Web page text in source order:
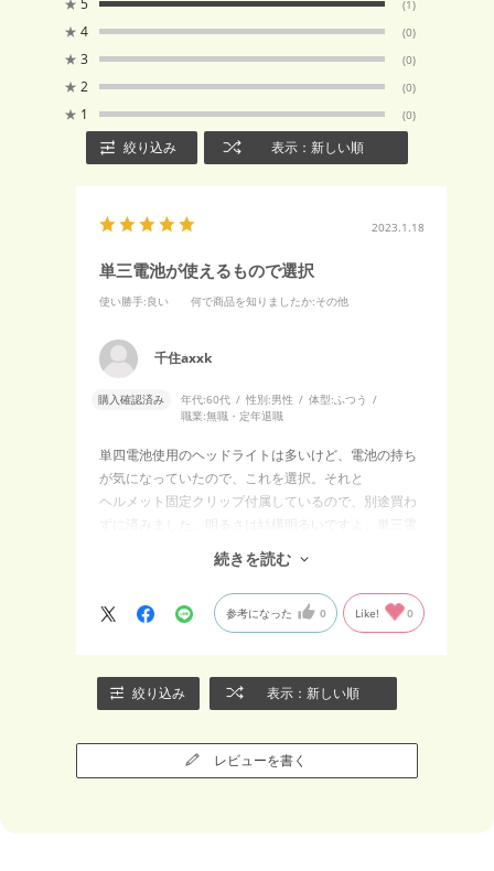
(1)
★ 4 (0)
★ 3 (0)
★ 2 (0)
★ 1 (0)
絞り込み 表示：新しい順
2023.1.18
単三電池が使えるもので選択
使い勝手:良い 何で商品を知りましたか:その他
千住axxk
購入確認済み 年代:60代 性別:男性 体型:ふつう
職業:無職・定年退職
単四電池使用のヘッドライトは多いけど、電池の持ち
が気になっていたので、これを選択。それと
ヘルメット固定クリップ付属しているので、別途買わ
ずに済みました。明るさは結構明るいですよ。単三電
池なので、頭を振ったとき、重さでバランスが悪くな
るかな？ まあ、電池ボックスが後ろにあるので多分
続きを読む
参考になった 0 Like! 0
絞り込み 表示：新しい順
レビューを書く